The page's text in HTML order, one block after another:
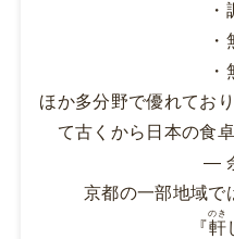
ほか多分野で優れてお
て古くから日本の食
―
京都の一部地域で
『軒
のき